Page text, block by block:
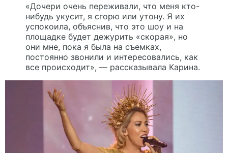
«Дочери очень переживали, что меня кто-
нибудь укусит, я сгорю или утону. Я их
успокоила, объяснив, что это шоу и на
площадке будет дежурить «скорая», но
они мне, пока я была на съемках,
постоянно звонили и интересовались, как
все происходит», — рассказывала Карина.